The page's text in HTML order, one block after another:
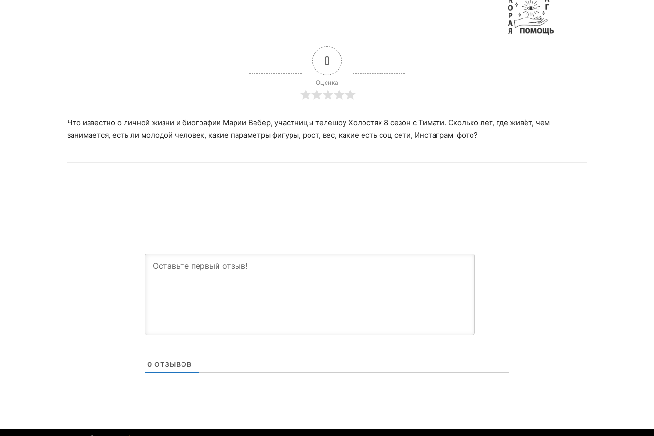
0
Оценка
Что известно о личной жизни и биографии Марии Вебер, участницы телешоу Холостяк 8 сезон с Тимати. Сколько лет, где живёт, чем
занимается, есть ли молодой человек, какие параметры фигуры, рост, вес, какие есть соц сети, Инстаграм, фото?
0 ОТЗЫВОВ